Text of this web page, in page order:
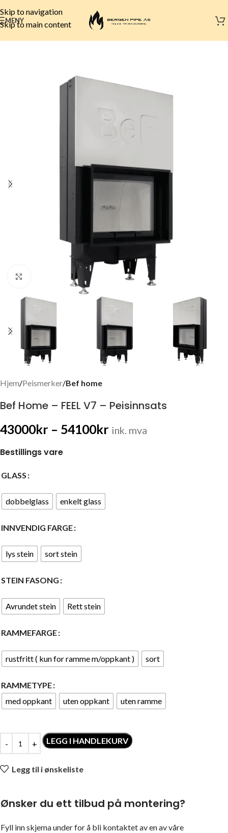
Skip to navigation
Skip to main content
MENY
Click to enlarge
Hjem Peismerker Bef home
Bef Home – FEEL V7 – Peisinnsats
43000kr – 54100kr ink. mva
Bestillings vare
GLASS
dobbelglass enkelt glass
INNVENDIG FARGE
lys stein sort stein
STEIN FASONG
Avrundet stein Rett stein
RAMMEFARGE
rustfritt ( kun for ramme m/oppkant ) sort
RAMMETYPE
med oppkant
uten oppkant uten ramme
LEGG I HANDLEKURV
Legg til i ønskeliste
Ønsker du ett tilbud på montering?
Fyll inn skjema under for å bli kontaktet av en av våre